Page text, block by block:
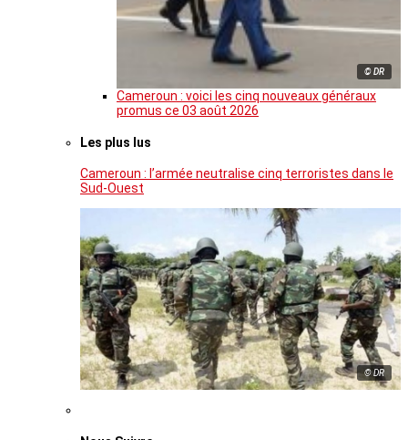
© DR
Cameroun : voici les cinq nouveaux généraux
promus ce 03 août 2026
Les plus lus
Cameroun : l’armée neutralise cinq terroristes dans le
Sud-Ouest
© DR